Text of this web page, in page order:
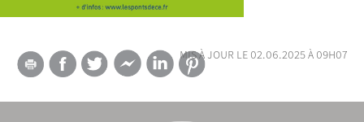
mis à jour le 02.06.2025 à 09h07